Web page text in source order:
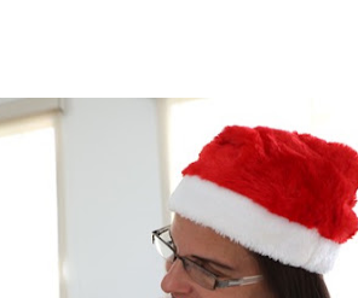
Y VIRÚ BUSCAN LA
Así puedes evitar pagar por
QUE EN SUS PRIMEROS MESES DE
QUEDARON SIN ENERGÍA POR NO
baja tu servicio de internet o telefonía